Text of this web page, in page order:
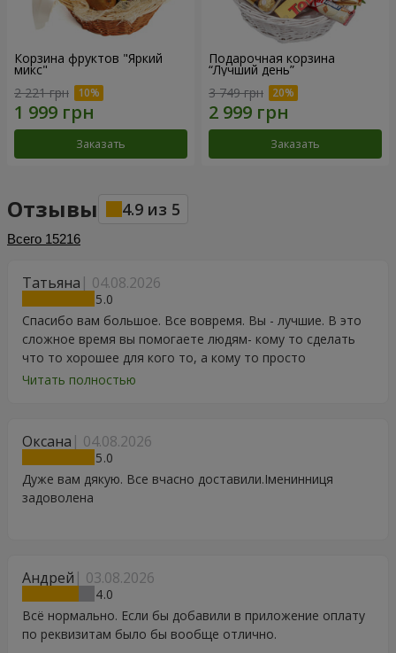
Корзина фруктов "Яркий
микс"
2 221 грн
Заказать
Подарочная корзина
“Лучший день”
3 749 грн
Заказать
Отзывы 4.9 из 5
Всего 15216
Татьяна 04.08.2026
5
Спасибо вам большое. Все вовремя. Вы - лучшие. В это
сложное время вы помогаете людям- кому то сделать
что то хорошее для кого то, а кому то просто
порадоваться цветам, подарку, тортику, поздравлению.
Читать полностью
Оксана 04.08.2026
5
Дуже вам дякую. Все вчасно доставили.Іменинниця
задоволена
Андрей 03.08.2026
4
Всё нормально. Если бы добавили в приложение оплату
по реквизитам было бы вообще отлично.